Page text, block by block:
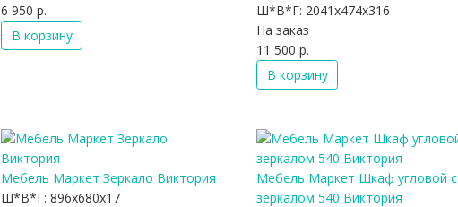
6 950 р.
В корзину
Ш*В*Г: 2041x474x316
На заказ
11 500 р.
В корзину
Мебель Маркет Зеркало Виктория
Ш*В*Г: 896x680x17
Мебель Маркет Шкаф угловой с
зеркалом 540 Виктория